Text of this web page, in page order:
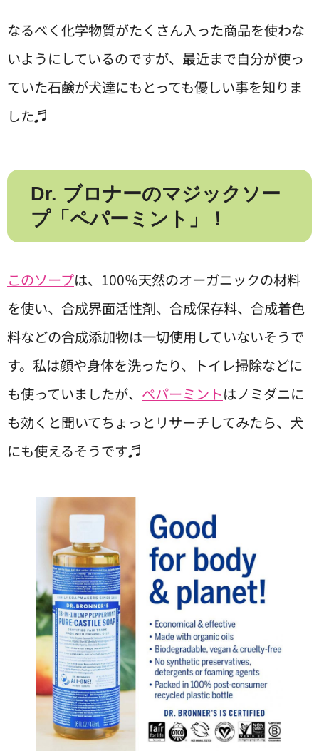
なるべく化学物質がたくさん入った商品を使わな
いようにしているのですが、最近まで自分が使っ
ていた石鹸が犬達にもとっても優しい事を知りま
した♬
Dr. ブロナーのマジックソー
プ「ペパーミント」！
このソープは、100％天然のオーガニックの材料
を使い、合成界面活性剤、合成保存料、合成着色
料などの合成添加物は一切使用していないそうで
す。私は顔や身体を洗ったり、トイレ掃除などに
も使っていましたが、 ペパーミントはノミダニに
も効くと聞いてちょっとリサーチしてみたら、犬
にも使えるそうです♬